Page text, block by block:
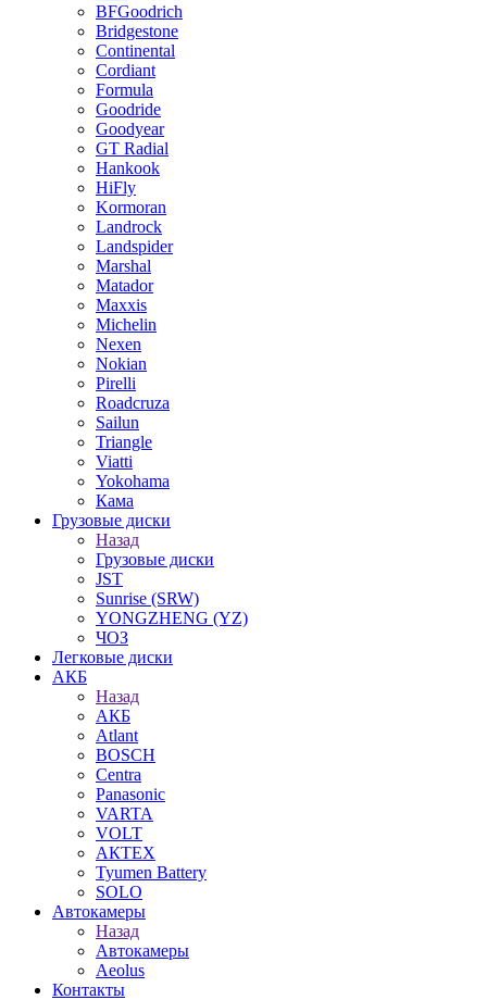
BFGoodrich
Bridgestone
Continental
Cordiant
Formula
Goodride
Goodyear
GT Radial
Hankook
HiFly
Kormoran
Landrock
Landspider
Marshal
Matador
Maxxis
Michelin
Nexen
Nokian
Pirelli
Roadcruza
Sailun
Triangle
Viatti
Yokohama
Кама
Грузовые диски
Назад
Грузовые диски
JST
Sunrise (SRW)
YONGZHENG (YZ)
ЧОЗ
Легковые диски
АКБ
Назад
АКБ
Atlant
BOSCH
Centra
Panasonic
VARTA
VOLT
АКТЕХ
Tyumen Battery
SOLO
Автокамеры
Назад
Автокамеры
Aeolus
Контакты